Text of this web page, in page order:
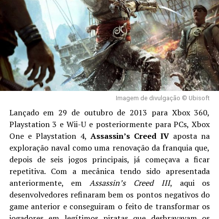
Dracônicas
, novo Level Cap,DungeonseRaids. Você
pode conferir tudo isso e muito maisAQUI.
Quer se aventurar emWorld of Warcrafte não sabe
por onde começar? Clica na imagem abaixo, faz a sua
conta como meu recruta e eu tento te ajudar no que
puder. A gente se encontra em Azeroth!
Acompanhe nossas redes sociais para mais
que é reconhecido por seu icônico papel como Gustavo
“Gus” Fring emBreaking Bad, que será o vilão Anton
Castilho, presidente de um país fictício do Caribe, que
oprime seu povo e prepara seu filho para a sucessão.
Imagem de divulgação © Ubisoft
Lançado em 29 de outubro de 2013 para Xbox 360,
Playstation 3 e Wii-U e posteriormente para PCs, Xbox
One e Playstation 4, Assassin’s Creed IV aposta na
exploração naval como uma renovação da franquia que,
depois de seis jogos principais, já começava a ficar
repetitiva. Com a mecânica tendo sido apresentada
anteriormente, emAssassin’s Creed III, aqui os
desenvolvedores refinaram bem os pontos negativos do
game anterior e conseguiram o feito de transformar os